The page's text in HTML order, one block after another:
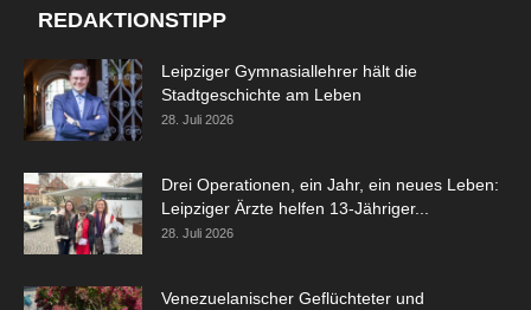
REDAKTIONSTIPP
Leipziger Gymnasiallehrer hält die
Stadtgeschichte am Leben
28. Juli 2026
Drei Operationen, ein Jahr, ein neues Leben:
Leipziger Ärzte helfen 13-Jähriger...
28. Juli 2026
Venezuelanischer Geflüchteter und